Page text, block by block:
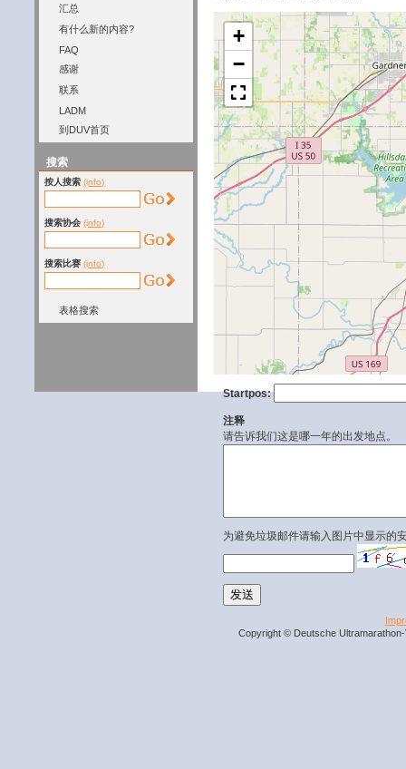
汇总
有什么新的内容?
FAQ
感谢
联系
LADM
到DUV首页
搜索
按人搜索 (info)
搜索协会 (info)
搜索比赛 (info)
表格搜索
+
−
Startpos:
注释
请告诉我们这是哪一年的出发地点。
为避免垃圾邮件请输入图片中显示的
Copyright © Deutsche